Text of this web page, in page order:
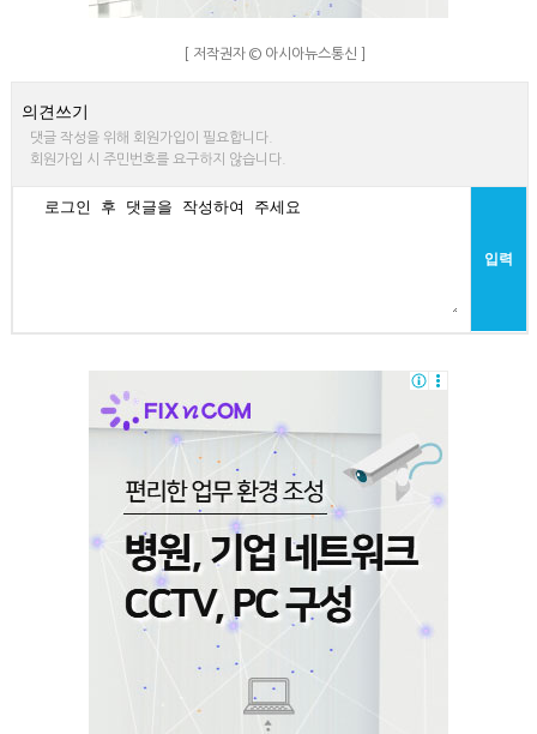
[ 저작권자 © 아시아뉴스통신 ]
의견쓰기
댓글 작성을 위해 회원가입이 필요합니다.
회원가입 시 주민번호를 요구하지 않습니다.
입력